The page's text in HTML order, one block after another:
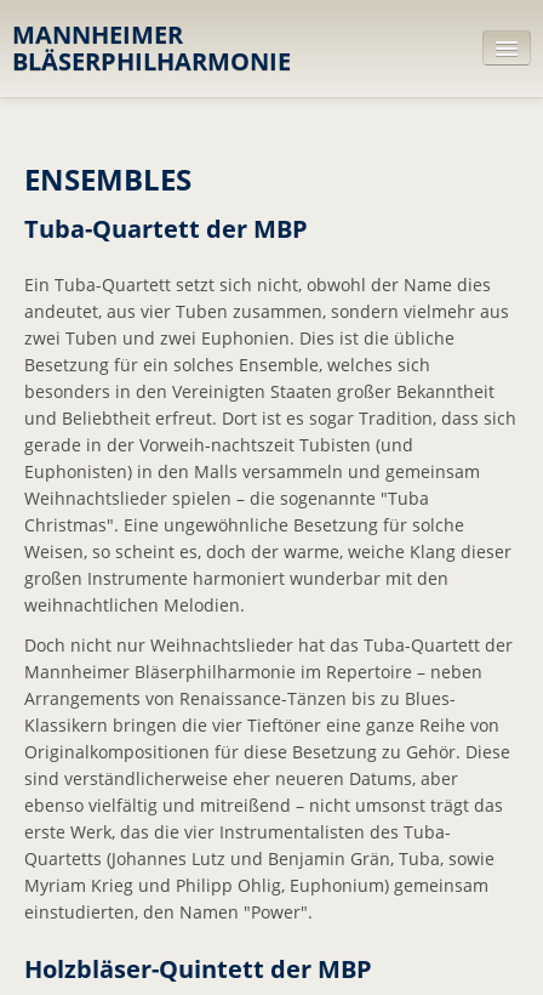
MANNHEIMER
BLÄSERPHILHARMONIE
Leitbild
MusikerInnen
Ensembles
Diskografie
Repertoire
Trägerverein
Projekte
Aktuelle Termine
Aufwind-Wettbewerb
Konzerte
Reisen
Geschichte
Jugendorchester
Freundeskreis
ENSEMBLES
Tuba-Quartett der MBP
Ein Tuba-Quartett setzt sich nicht, obwohl der Name dies
andeutet, aus vier Tuben zusammen, sondern vielmehr aus
zwei Tuben und zwei Euphonien. Dies ist die übliche
Besetzung für ein solches Ensemble, welches sich
besonders in den Vereinigten Staaten großer Bekanntheit
und Beliebtheit erfreut. Dort ist es sogar Tradition, dass sich
gerade in der Vorweih-nachtszeit Tubisten (und
Euphonisten) in den Malls versammeln und gemeinsam
Weihnachtslieder spielen – die sogenannte "Tuba
Christmas". Eine ungewöhnliche Besetzung für solche
Weisen, so scheint es, doch der warme, weiche Klang dieser
großen Instrumente harmoniert wunderbar mit den
weihnachtlichen Melodien.
Doch nicht nur Weihnachtslieder hat das Tuba-Quartett der
Mannheimer Bläserphilharmonie im Repertoire – neben
Arrangements von Renaissance-Tänzen bis zu Blues-
Klassikern bringen die vier Tieftöner eine ganze Reihe von
Originalkompositionen für diese Besetzung zu Gehör. Diese
sind verständlicherweise eher neueren Datums, aber
ebenso vielfältig und mitreißend – nicht umsonst trägt das
erste Werk, das die vier Instrumentalisten des Tuba-
Quartetts (Johannes Lutz und Benjamin Grän, Tuba, sowie
Myriam Krieg und Philipp Ohlig, Euphonium) gemeinsam
einstudierten, den Namen "Power".
Holzbläser-Quintett der MBP